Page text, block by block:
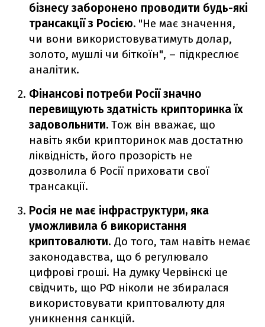
бізнесу заборонено проводити будь-які
трансакції з Росією. "Не має значення,
чи вони використовуватимуть долар,
золото, мушлі чи біткоїн", – підкреслює
аналітик.
Фінансові потреби Росії значно
перевищують здатність крипторинка їх
задовольнити. Тож він вважає, що
навіть якби крипторинок мав достатню
ліквідність, його прозорість не
дозволила б Росії приховати свої
трансакції.
Росія не має інфраструктури, яка
уможливила б використання
криптовалюти. До того, там навіть немає
законодавства, що б регулювало
цифрові гроші. На думку Червінскі це
свідчить, що РФ ніколи не збиралася
використовувати криптовалюту для
уникнення санкцій.